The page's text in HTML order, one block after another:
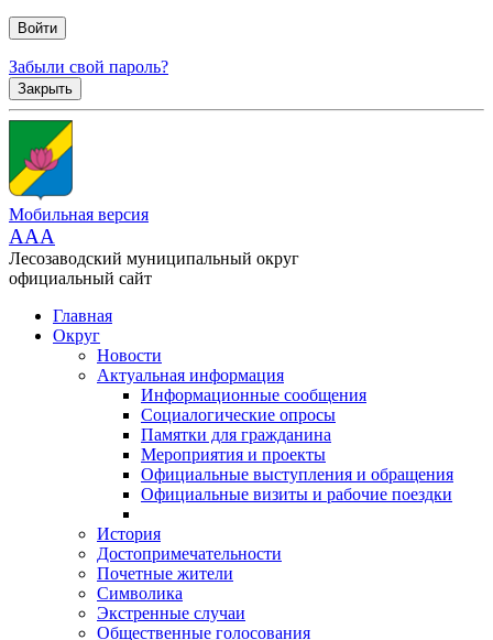
Забыли свой пароль?
Закрыть
Мобильная версия
AAA
Лесозаводский муниципальный округ
официальный сайт
Главная
Округ
Новости
Актуальная информация
Информационные сообщения
Социалогические опросы
Памятки для гражданина
Мероприятия и проекты
Официальные выступления и обращения
Официальные визиты и рабочие поездки
История
Достопримечательности
Почетные жители
Символика
Экстренные случаи
Общественные голосования